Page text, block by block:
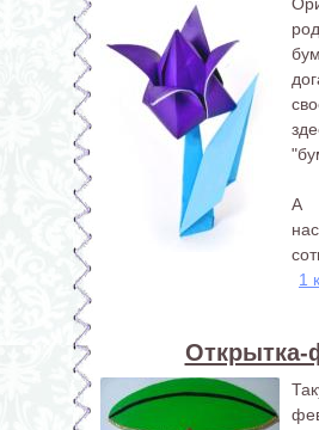
А
1
Открытка-